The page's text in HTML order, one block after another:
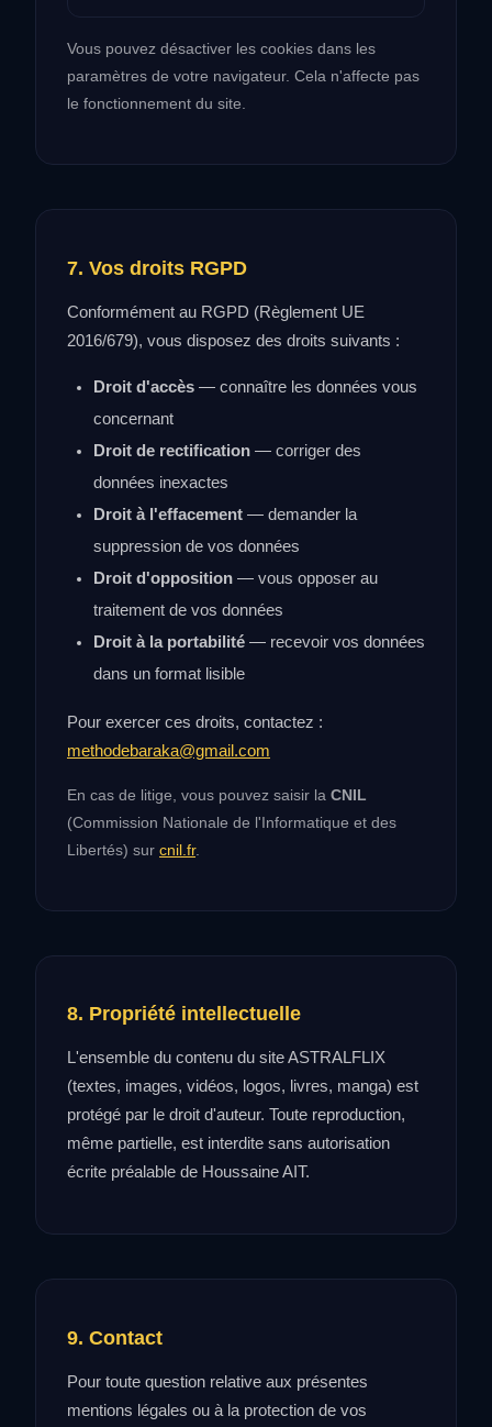
Vous pouvez désactiver les cookies dans les
paramètres de votre navigateur. Cela n'affecte pas
le fonctionnement du site.
7. Vos droits RGPD
Conformément au RGPD (Règlement UE
2016/679), vous disposez des droits suivants :
Droit d'accès — connaître les données vous
concernant
Droit de rectification — corriger des
données inexactes
Droit à l'effacement — demander la
suppression de vos données
Droit d'opposition — vous opposer au
traitement de vos données
Droit à la portabilité — recevoir vos données
dans un format lisible
Pour exercer ces droits, contactez :
methodebaraka@gmail.com
En cas de litige, vous pouvez saisir la CNIL
(Commission Nationale de l'Informatique et des
Libertés) sur cnil.fr.
8. Propriété intellectuelle
L'ensemble du contenu du site ASTRALFLIX
(textes, images, vidéos, logos, livres, manga) est
protégé par le droit d'auteur. Toute reproduction,
même partielle, est interdite sans autorisation
écrite préalable de Houssaine AIT.
9. Contact
Pour toute question relative aux présentes
mentions légales ou à la protection de vos